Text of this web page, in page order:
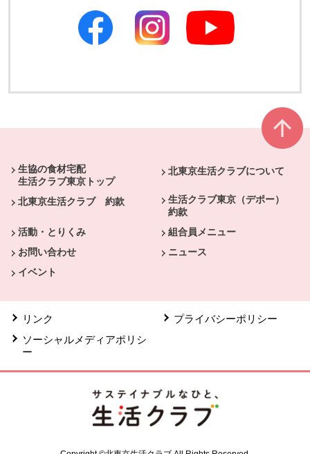
生協の食材宅配
生活クラブ東京トップ
北東京生活クラブについて
北東京生活クラブ 約款
生活クラブ東京（デポー）
約款
活動・とりくみ
組合員メニュー
お問い合わせ
ニュース
イベント
リンク
プライバシーポリシー
ソーシャルメディアポリシ
ー